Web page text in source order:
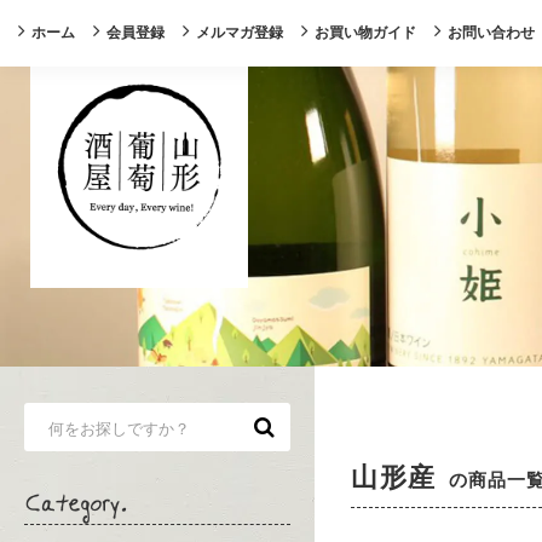
ホーム 会員登録 メルマガ登録 お買い物ガイド お問い合わせ
山形産 の商品一